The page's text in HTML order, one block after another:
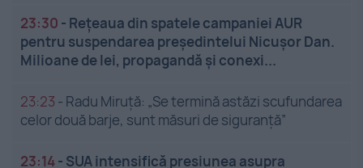
23:30 - Rețeaua din spatele campaniei AUR
pentru suspendarea președintelui Nicușor Dan.
Milioane de lei, propagandă și conexi...
23:23 - Radu Miruță: „Se termină astăzi scufundarea
celor două barje, sunt măsuri de siguranţă”
23:14- SUA intensifică presiunea asupra